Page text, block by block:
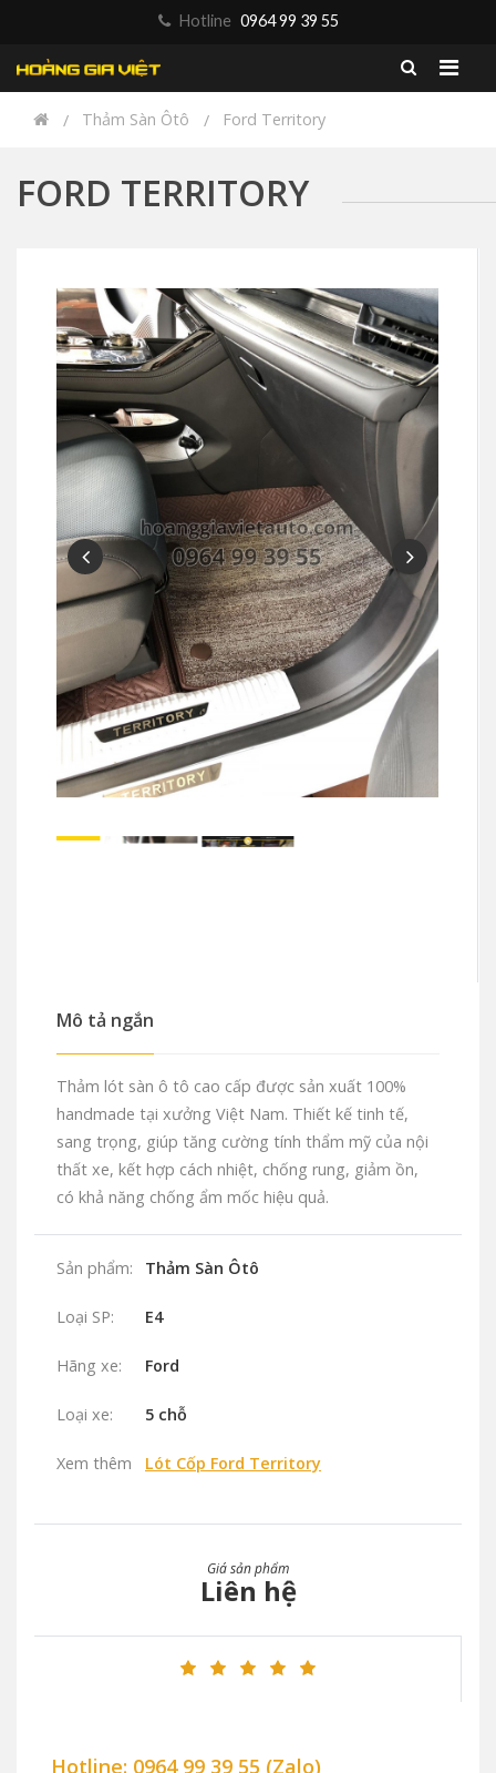
Hotline 0964 99 39 55
Thảm Sàn Ôtô Ford Territory
FORD TERRITORY
Mô tả ngắn
Thảm lót sàn ô tô cao cấp được sản xuất 100%
handmade tại xưởng Việt Nam. Thiết kế tinh tế,
sang trọng, giúp tăng cường tính thẩm mỹ của nội
thất xe, kết hợp cách nhiệt, chống rung, giảm ồn,
có khả năng chống ẩm mốc hiệu quả.
Sản phẩm: Thảm Sàn Ôtô
Loại SP: E4
Hãng xe: Ford
Loại xe: 5 chỗ
Xem thêm Lót Cốp Ford Territory
Giá sản phẩm
Liên hệ
Hotline: 0964 99 39 55 (Zalo)